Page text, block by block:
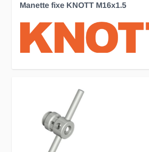
Manette fixe KNOTT M16x1.5